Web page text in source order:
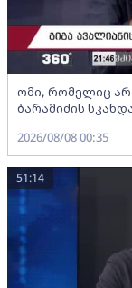
ომი, რომელიც არ
ბარამიძის
2026/08/08 00:35
51:14